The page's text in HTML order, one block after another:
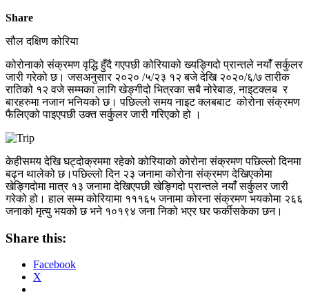
Share
सौल दक्षिण कोरिया
कोरोनाको संक्रमण वृद्धि हुँदै गएपछी कोरियाको ख्यङ्गिदो प्रान्तले नयांँ सर्कुलर
जारी गरेको छ। जसअनुसार २०२० /५/२३ १२ बजे देखि २०२०/६/७ तारीक
रातिको १२ वजे सम्मका लागि खेङ्गीदो भित्रका सबै नोरेबाङ, नाइटक्लब र
बारहरुमा नजान भनियको छ। पछिल्लो समय नाइट क्लबबाट कोरोना संक्रमण
फैलिएको पाइएपछी उक्त सर्कुलर जारी गरिएको हो ।
केहीसमय देखि घट्दोक्रममा रहेको कोरियाको कोरोना संक्रमण पछिल्लो दिनमा
बढ्न थालेको छ।पछिल्लो दिन २३ जनामा कोरोना संक्रमण देखिएकोमा
खेङ्गिदोमा मात्र १३ जनामा देखिएपछी खेङ्गिदो प्रान्तले नयांँ सर्कुलर जारी
गरेको हो। हाल सम्म कोरियामा १११६५ जनामा कोरना संक्रमण भयकोमा २६६
जनाको मृत्यु भयको छ भने १०१९४ जना निको भएर घर फर्कीसकेका छन।
Share this:
Facebook
X